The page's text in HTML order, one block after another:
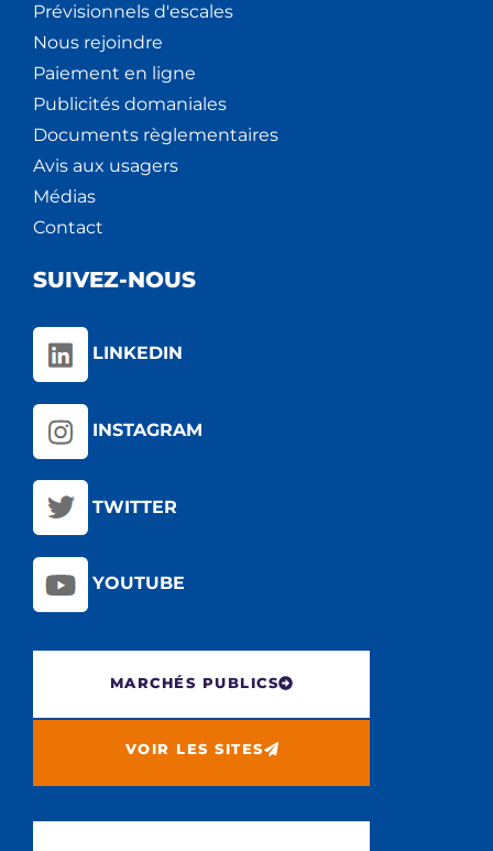
Prévisionnels d'escales
Nous rejoindre
Paiement en ligne
Publicités domaniales
Documents règlementaires
Avis aux usagers
Médias
Contact
SUIVEZ-NOUS
LINKEDIN
INSTAGRAM
TWITTER
YOUTUBE
MARCHÉS PUBLICS
VOIR LES SITES